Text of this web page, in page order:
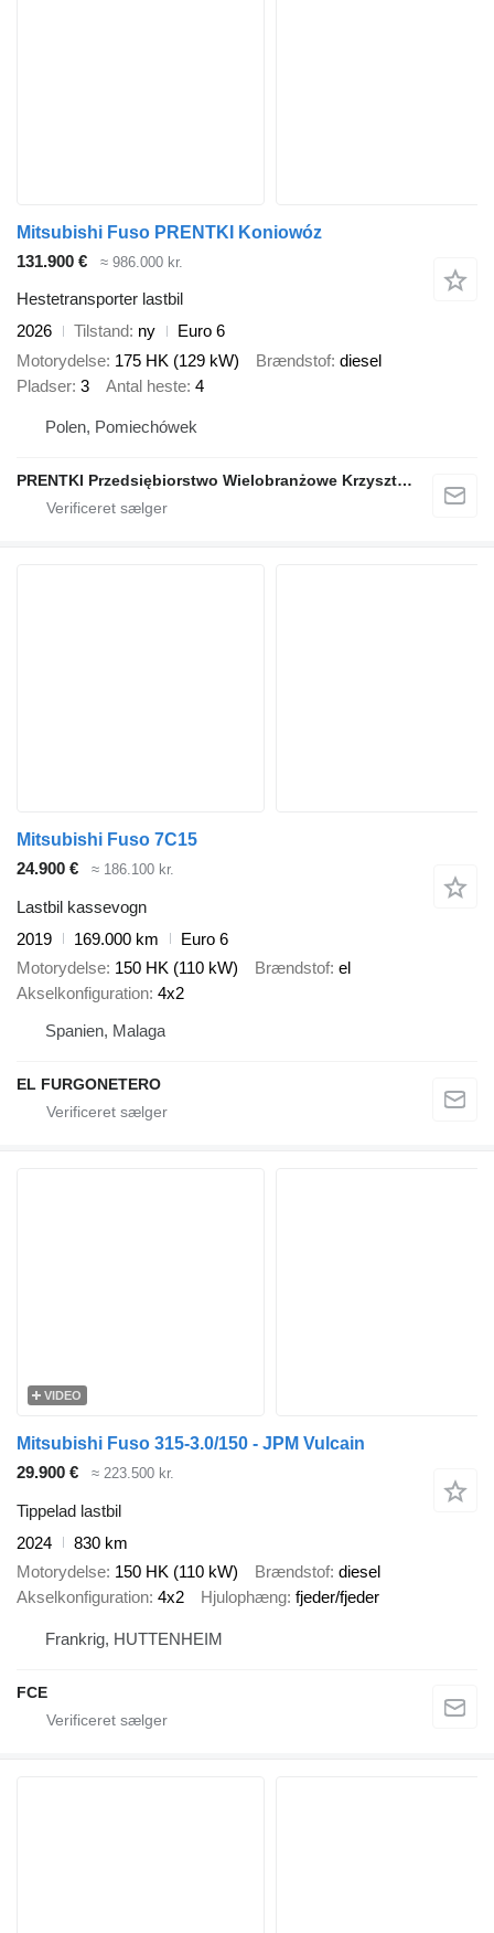
Mitsubishi Fuso PRENTKI Koniowóz
131.900 €
≈ 986.000 kr.
Hestetransporter lastbil
2026
Tilstand ny
Euro 6
Motorydelse 175 HK (129 kW) Brændstof diesel
Pladser 3 Antal heste 4
Polen, Pomiechówek
PRENTKI Przedsiębiorstwo Wielobranżowe Krzysztof Prentki
Mitsubishi Fuso 7C15
24.900 €
≈ 186.100 kr.
Lastbil kassevogn
2019
169.000 km
Euro 6
Motorydelse 150 HK (110 kW) Brændstof el
Akselkonfiguration 4x2
Spanien, Malaga
EL FURGONETERO
VIDEO
Mitsubishi Fuso 315-3.0/150 - JPM Vulcain
29.900 €
≈ 223.500 kr.
Tippelad lastbil
2024
830 km
Motorydelse 150 HK (110 kW) Brændstof diesel
Akselkonfiguration 4x2 Hjulophæng fjeder/fjeder
Frankrig, HUTTENHEIM
FCE